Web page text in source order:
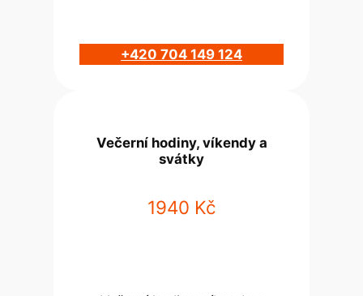
+420 704 149 124
Večerní hodiny, víkendy a
svátky
1940 Kč